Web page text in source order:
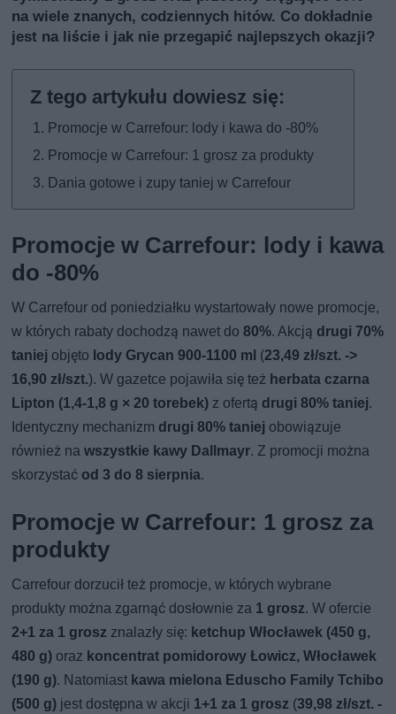
na wiele znanych, codziennych hitów. Co dokładnie
jest na liście i jak nie przegapić najlepszych okazji?
Promocje w Carrefour: lody i kawa do -80%
Promocje w Carrefour: 1 grosz za produkty
Dania gotowe i zupy taniej w Carrefour
Promocje w Carrefour: lody i kawa
do -80%
W Carrefour od poniedziałku wystartowały nowe promocje,
w których rabaty dochodzą nawet do80%. Akcją drugi 70%
taniej objęto lody Grycan 900-1100 ml (23,49 zł/szt. ->
16,90 zł/szt.). W gazetce pojawiła się też herbata czarna
Lipton (1,4-1,8 g × 20 torebek) z ofertą drugi 80% taniej.
Identyczny mechanizm drugi 80% taniej obowiązuje
również nawszystkie kawy Dallmayr. Z promocji można
skorzystać od 3 do 8 sierpnia.
Promocje w Carrefour: 1 grosz za
produkty
Carrefour dorzucił też promocje, w których wybrane
produkty można zgarnąć dosłownie za 1 grosz. W ofercie
2+1 za 1 grosz znalazły się: ketchup Włocławek (450 g,
480 g) oraz koncentrat pomidorowy Łowicz, Włocławek
(190 g). Natomiast kawa mielona Eduscho Family Tchibo
(500 g) jest dostępna w akcji 1+1 za 1 grosz (39,98 zł/szt. -